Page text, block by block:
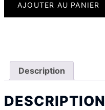
AJOUTER AU PANIER
Description
DESCRIPTION